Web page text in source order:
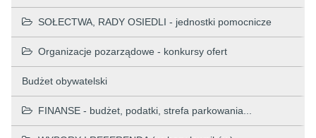
SOŁECTWA, RADY OSIEDLI - jednostki pomocnicze
Organizacje pozarządowe - konkursy ofert
Budżet obywatelski
FINANSE - budżet, podatki, strefa parkowania...